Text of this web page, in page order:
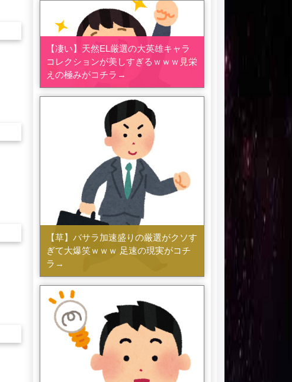
【凄い】天然EL厳選の大英雄キャラ
コレクションが美しすぎるｗｗｗ見栄
えの極みがコチラ→
【草】バサラ加速盛りの厳選がクソす
ぎて大爆笑ｗｗｗ 足速の現実がコチ
ラ→